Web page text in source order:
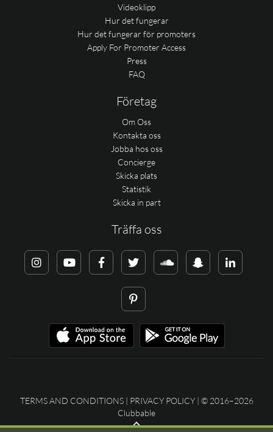
Videoklipp
Hur det fungerar
Hur det fungerar för promoters
Apply For Promoter Access
Press
FAQ
Företag
Om Oss
Kontakta oss
Jobba hos oss
Concierge
Skicka plats
Statistik
Skicka in part
Träffa oss
TERMS AND CONDITIONS| PRIVACY POLICY| © 2016–2026
Clubbable